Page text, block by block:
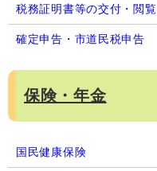
税務証明書等の交付・閲覧
確定申告・市道民税申告
保険・年金
国民健康保険